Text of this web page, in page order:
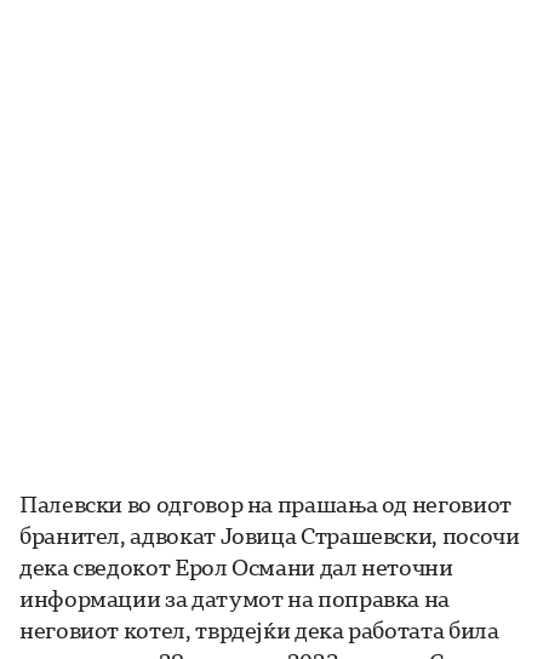
Палевски во одговор на прашања од неговиот
бранител, адвокат Јовица Страшевски, посочи
дека сведокот Ерол Османи дал неточни
информации за датумот на поправка на
неговиот котел, тврдејќи дека работата била